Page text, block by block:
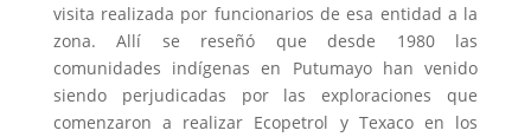
visita realizada por funcionarios de esa entidad a la
zona. Allí se reseñó que desde 1980 las
comunidades indígenas en Putumayo han venido
siendo perjudicadas por las exploraciones que
comenzaron a realizar Ecopetrol y Texaco en los